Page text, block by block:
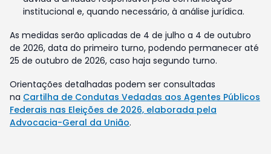
institucional e, quando necessário, à análise jurídica.
As medidas serão aplicadas de 4 de julho a 4 de outubro
de 2026, data do primeiro turno, podendo permanecer até
25 de outubro de 2026, caso haja segundo turno.
Orientações detalhadas podem ser consultadas
na Cartilha de Condutas Vedadas aos Agentes Públicos
Federais nas Eleições de 2026, elaborada pela
Advocacia-Geral da União.